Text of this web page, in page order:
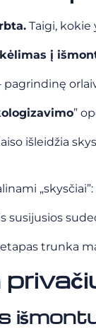
Taigi,
į
pagrindinę
”
išleidžia
susijusios
trunka